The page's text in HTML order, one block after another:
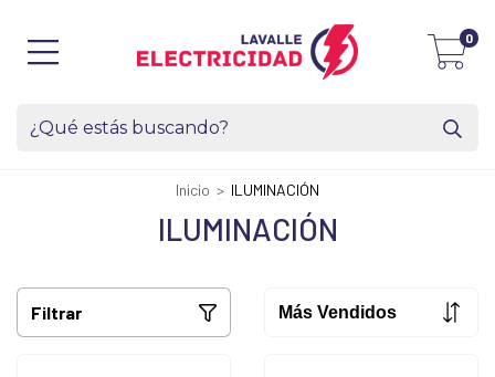
0
Inicio > ILUMINACIÓN
ILUMINACIÓN
Filtrar